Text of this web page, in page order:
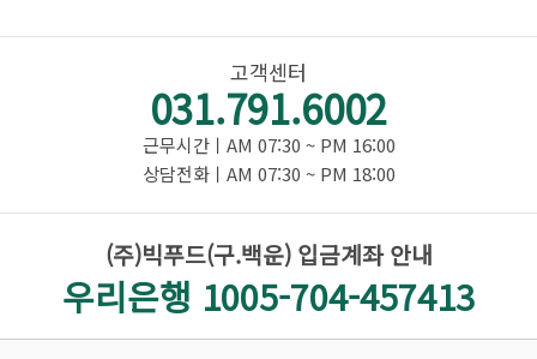
고객센터
031.791.6002
근무시간ㅣAM 07:30 ~ PM 16:00
상담전화ㅣAM 07:30 ~ PM 18:00
(주)빅푸드(구.백운) 입금계좌 안내
우리은행 1005-704-457413